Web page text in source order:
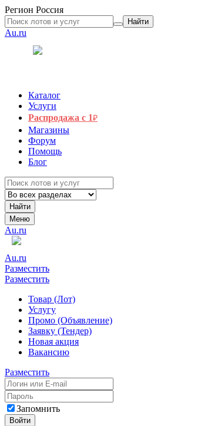
Регион Россия
Найти
Au.ru
Каталог
Услуги
Распродажа с 1₽
Магазины
Форум
Помощь
Блог
Найти
Меню
Au.ru
Au.ru
Разместить
Разместить
Товар (Лот)
Услугу
Промо (Объявление)
Заявку (Тендер)
Новая акция
Вакансию
Разместить
Запомнить
Войти